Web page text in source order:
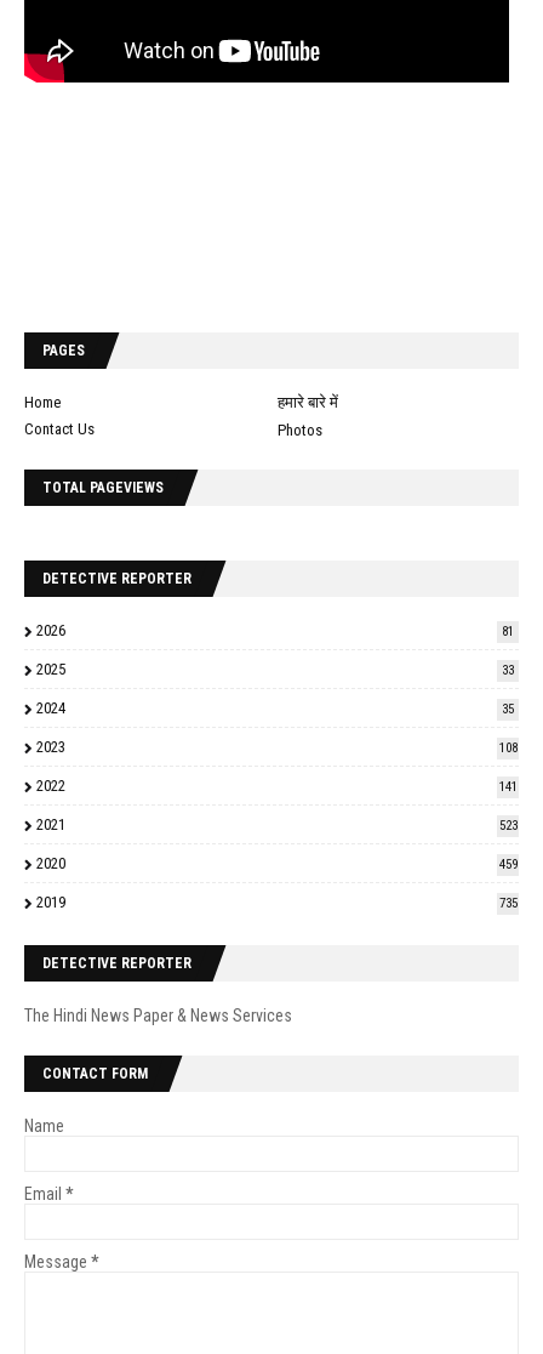
PAGES
Home
हमारे बारे में
Contact Us
Photos
TOTAL PAGEVIEWS
DETECTIVE REPORTER
2026 81
2025 33
2024 35
2023 108
2022 141
2021 523
2020 459
2019 735
DETECTIVE REPORTER
The Hindi News Paper & News Services
CONTACT FORM
Name
Email *
Message *